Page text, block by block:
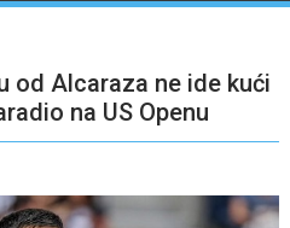
od Alcaraza ne ide kući
na US Openu